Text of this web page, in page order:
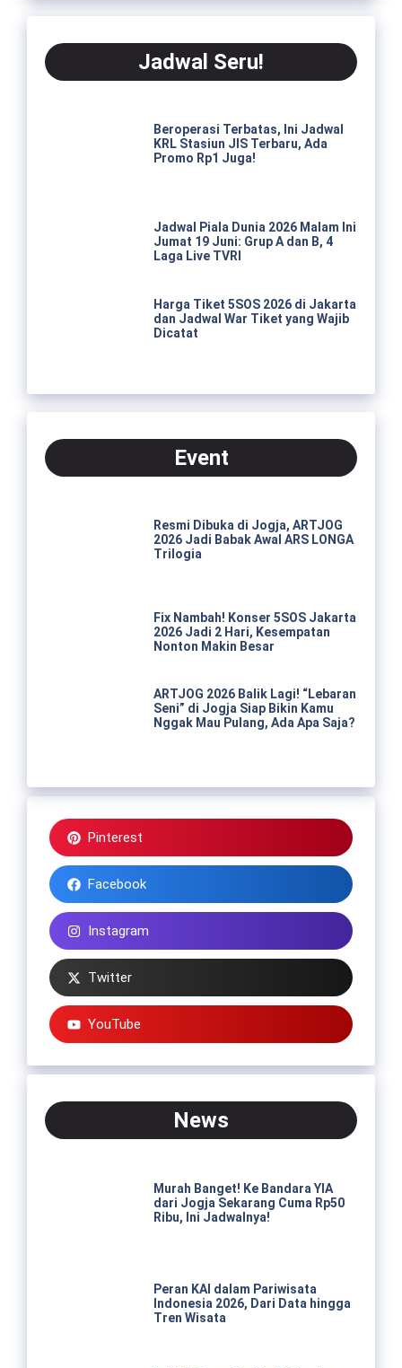
Jadwal Seru!
Beroperasi Terbatas, Ini Jadwal
KRL Stasiun JIS Terbaru, Ada
Promo Rp1 Juga!
Jadwal Piala Dunia 2026 Malam Ini
Jumat 19 Juni: Grup A dan B, 4
Laga Live TVRI
Harga Tiket 5SOS 2026 di Jakarta
dan Jadwal War Tiket yang Wajib
Dicatat
Event
Resmi Dibuka di Jogja, ARTJOG
2026 Jadi Babak Awal ARS LONGA
Trilogia
Fix Nambah! Konser 5SOS Jakarta
2026 Jadi 2 Hari, Kesempatan
Nonton Makin Besar
ARTJOG 2026 Balik Lagi! “Lebaran
Seni” di Jogja Siap Bikin Kamu
Nggak Mau Pulang, Ada Apa Saja?
Pinterest
Facebook
Instagram
Twitter
YouTube
News
Murah Banget! Ke Bandara YIA
dari Jogja Sekarang Cuma Rp50
Ribu, Ini Jadwalnya!
Peran KAI dalam Pariwisata
Indonesia 2026, Dari Data hingga
Tren Wisata